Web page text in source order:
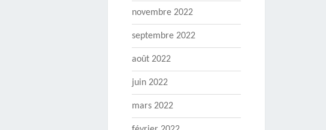
novembre 2022
septembre 2022
août 2022
juin 2022
mars 2022